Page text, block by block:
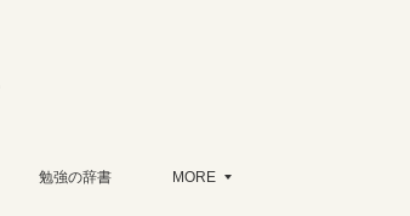
勉強の辞書 MORE